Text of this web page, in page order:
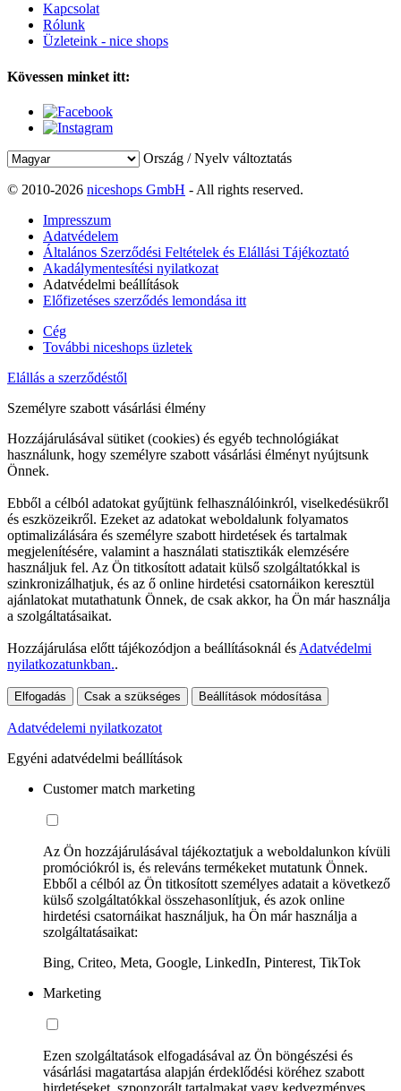
Kapcsolat
Rólunk
Üzleteink - nice shops
Kövessen minket itt:
Ország / Nyelv változtatás
© 2010-2026 niceshops GmbH - All rights reserved.
Impresszum
Adatvédelem
Általános Szerződési Feltételek és Elállási Tájékoztató
Akadálymentesítési nyilatkozat
Adatvédelmi beállítások
Előfizetéses szerződés lemondása itt
Cég
További niceshops üzletek
Elállás a szerződéstől
Személyre szabott vásárlási élmény
Hozzájárulásával sütiket (cookies) és egyéb technológiákat
használunk, hogy személyre szabott vásárlási élményt nyújtsunk
Önnek.
Ebből a célból adatokat gyűjtünk felhasználóinkról, viselkedésükről
és eszközeikről. Ezeket az adatokat weboldalunk folyamatos
optimalizálására és személyre szabott hirdetések és tartalmak
megjelenítésére, valamint a használati statisztikák elemzésére
használjuk fel. Az Ön titkosított adatait külső szolgáltatókkal is
szinkronizálhatjuk, és az ő online hirdetési csatornáikon keresztül
ajánlatokat mutathatunk Önnek, de csak akkor, ha Ön már használja
a szolgáltatásaikat.
Hozzájárulása előtt tájékozódjon a beállításoknál és Adatvédelmi
nyilatkozatunkban..
Elfogadás Csak a szükséges Beállítások módosítása
Adatvédelemi nyilatkozatot
Egyéni adatvédelmi beállítások
Customer match marketing
Az Ön hozzájárulásával tájékoztatjuk a weboldalunkon kívüli
promóciókról is, és releváns termékeket mutatunk Önnek.
Ebből a célból az Ön titkosított személyes adatait a következő
külső szolgáltatókkal összehasonlítjuk, és azok online
hirdetési csatornáikat használjuk, ha Ön már használja a
szolgáltatásaikat:
Bing, Criteo, Meta, Google, LinkedIn, Pinterest, TikTok
Marketing
Ezen szolgáltatások elfogadásával az Ön böngészési és
vásárlási magatartása alapján érdeklődési köréhez szabott
hirdetéseket, szponzorált tartalmakat vagy kedvezményes